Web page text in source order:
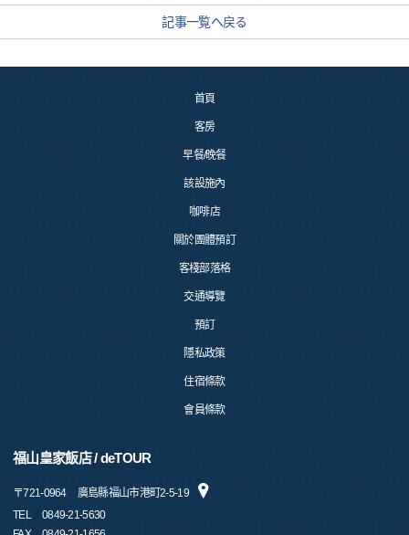
記事一覧へ戻る
首頁
客房
早餐/晚餐
該設施內
咖啡店
關於團體預訂
客棧部落格
交通導覽
預訂
隱私政策
住宿條款
會員條款
福山皇家飯店 / deTOUR
〒721-0964
廣島縣福山市港町2-5-19
TEL
0849-21-5630